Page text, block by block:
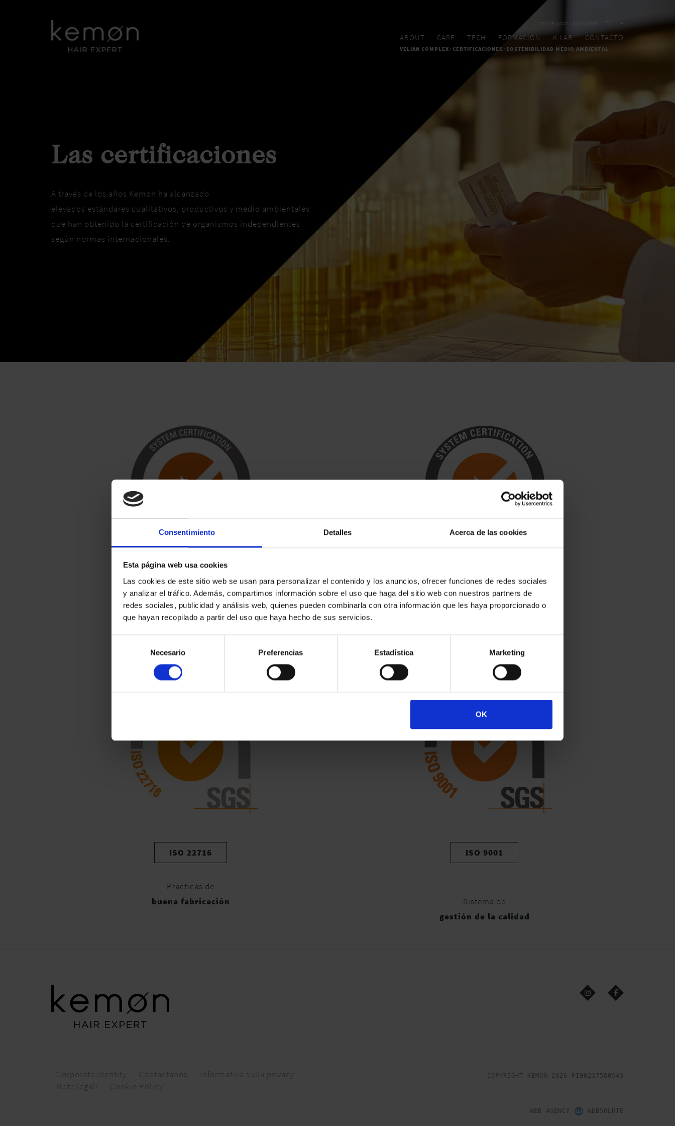
Consentimiento Detalles Acerca de las cookies
Esta página web usa cookies
Las cookies de este sitio web se usan para personalizar el contenido y los anuncios, ofrecer funciones de redes sociales
y analizar el tráfico. Además, compartimos información sobre el uso que haga del sitio web con nuestros partners de
redes sociales, publicidad y análisis web, quienes pueden combinarla con otra información que les haya proporcionado o
que hayan recopilado a partir del uso que haya hecho de sus servicios.
consentimiento
Necesario Preferencias Estadística Marketing
OK
Choose your language:
ABOUT
VELIAN COMPLEX CERTIFICACIONES SOSTENIBILIDAD MEDIO AMBIENTAL
CARE TECH FORMACIÓN K.LAB CONTACTO
Las certificaciones
A través de los años Kemon ha alcanzado
elevados estándares cualitativos, productivos y medio ambientales
que han obtenido la certificación de organismos independientes
según normas internacionales.
ISO 45001
Seguridad y salud
de los trabajadores
ISO 14001
medio ambiental
ISO 22716
Prácticas de
buena fabricación
ISO 9001
Sistema de
gestión de la calidad
Corporate Identity Contáctanos
Informativa sulla privacy
Note legali
Cookie Policy
COPYRIGHT KEMON 2026 PI00237580543
WEB AGENCY WEBSOLUTE